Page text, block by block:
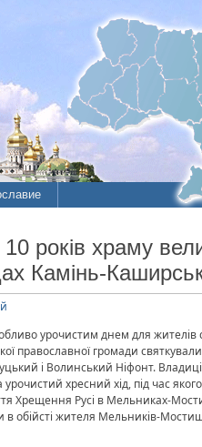
років храму
Камінь-
урочистим днем для
православної громади
і Волинський Ніфонт.
урочистий хресний хід, під час
Хрещення Русі в Мельниках-
в обійсті жителя Мельників-